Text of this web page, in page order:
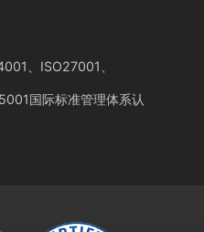
、ISO27001、
国际标准管理体系认